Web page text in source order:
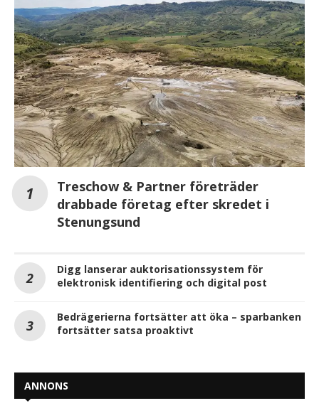
Treschow & Partner företräder
drabbade företag efter skredet i
Stenungsund
Digg lanserar auktorisationssystem för
elektronisk identifiering och digital post
Bedrägerierna fortsätter att öka – sparbanken
fortsätter satsa proaktivt
ANNONS